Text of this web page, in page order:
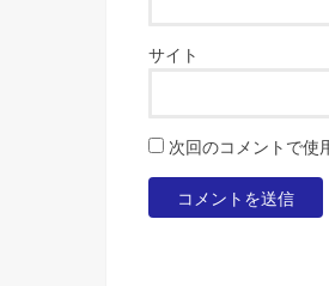
サイト
次回のコメントで使